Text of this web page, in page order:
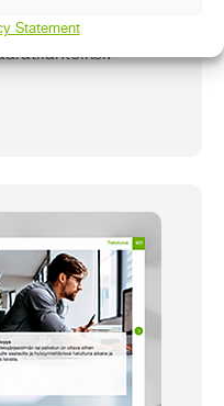
Statement
ja tunnistamista